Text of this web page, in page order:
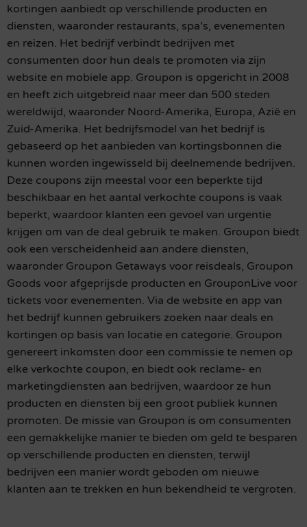
kortingen aanbiedt op verschillende producten en
diensten, waaronder restaurants, spa’s, evenementen
en reizen. Het bedrijf verbindt bedrijven met
consumenten door hun deals te promoten via zijn
website en mobiele app. Groupon is opgericht in 2008
en heeft zich uitgebreid naar meer dan 500 steden
wereldwijd, waaronder Noord-Amerika, Europa, Azië en
Zuid-Amerika. Het bedrijfsmodel van het bedrijf is
gebaseerd op het aanbieden van kortingsbonnen die
kunnen worden ingewisseld bij deelnemende bedrijven.
Deze coupons zijn meestal voor een beperkte tijd
beschikbaar en het aantal verkochte coupons is vaak
beperkt, waardoor klanten een gevoel van urgentie
krijgen om van de deal gebruik te maken. Groupon biedt
ook een verscheidenheid aan andere diensten,
waaronder Groupon Getaways voor reisdeals, Groupon
Goods voor afgeprijsde producten en GrouponLive voor
tickets voor evenementen. Via de website en app van
het bedrijf kunnen gebruikers zoeken naar deals en
kortingen op basis van locatie en categorie. Groupon
genereert inkomsten door een commissie te nemen op
elke verkochte coupon, en biedt ook reclame- en
marketingdiensten aan bedrijven, waardoor ze hun
producten en diensten bij een groot publiek kunnen
promoten. De missie van Groupon is om consumenten
een gemakkelijke manier te bieden om geld te besparen
op verschillende producten en diensten, terwijl
bedrijven een manier wordt geboden om nieuwe
klanten aan te trekken en hun bekendheid te vergroten.